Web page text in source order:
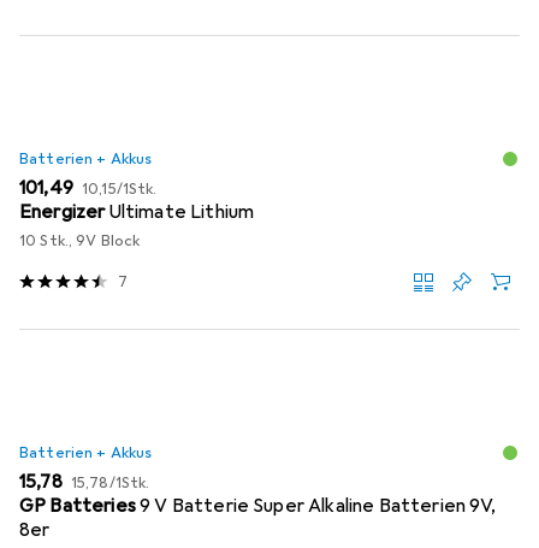
Batterien + Akkus
EUR
101,49 EUR
10,15/1Stk.
EnergizerUltimate Lithium
10 Stk., 9V Block
7
Batterien + Akkus
EUR
15,78 EUR
15,78/1Stk.
GP Batteries9 V Batterie Super Alkaline Batterien 9V,
8er